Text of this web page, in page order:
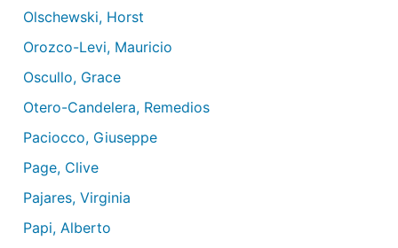
Olschewski, Horst
Orozco-Levi, Mauricio
Oscullo, Grace
Otero-Candelera, Remedios
Paciocco, Giuseppe
Page, Clive
Pajares, Virginia
Papi, Alberto